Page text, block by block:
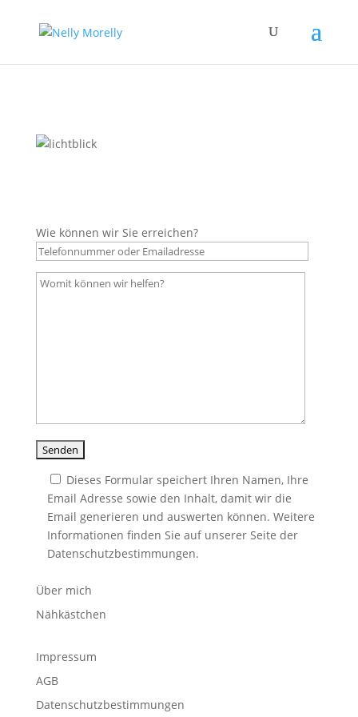
Wie können wir Sie erreichen?
Dieses Formular speichert Ihren Namen, Ihre
Email Adresse sowie den Inhalt, damit wir die
Email generieren und auswerten können. Weitere
Informationen finden Sie auf unserer Seite der
Datenschutzbestimmungen.
Über mich
Nähkästchen
Impressum
AGB
Datenschutzbestimmungen